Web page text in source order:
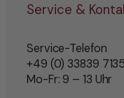
Service &
Service-Telefon
+49 (0) 33839
Mo-Fr: 9 – 13 Uhr